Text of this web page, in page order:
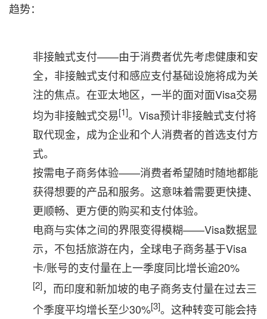
趋势：
非接触式支付——由于消费者优先考虑健康和安
全，非接触式支付和感应支付基础设施将成为关
注的焦点。在亚太地区，一半的面对面Visa交易
均为非接触式交易[1]。Visa预计非接触式支付将
取代现金，成为企业和个人消费者的首选支付方
式。
按需电子商务体验——消费者希望随时随地都能
获得想要的产品和服务。这意味着需要更快捷、
更顺畅、更方便的购买和支付体验。
电商与实体之间的界限变得模糊——Visa数据显
示，不包括旅游在内，全球电子商务基于Visa
卡/账号的支付量在上一季度同比增长逾20%
[2]，而印度和新加坡的电子商务支付量在过去三
个季度平均增长至少30%[3]。这种转变可能会持